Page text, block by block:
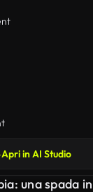
Apri in AI Studio
una spada